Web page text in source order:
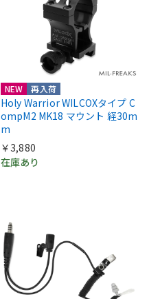
NEW 再入荷
Holy Warrior WILCOXタイプ C
ompM2 MK18 マウント 経30m
m
￥3,880
在庫あり